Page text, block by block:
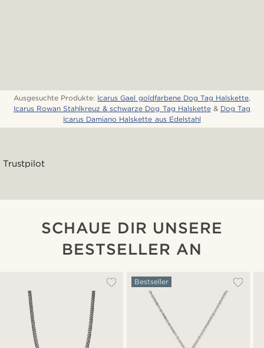
Ausgesuchte Produkte: Icarus Gael goldfarbene Dog Tag Halskette,
Icarus Rowan Stahlkreuz & schwarze Dog Tag Halskette& Dog Tag
Icarus Damiano Halskette aus Edelstahl
Trustpilot
SCHAUE DIR UNSERE
BESTSELLER AN
Bestseller